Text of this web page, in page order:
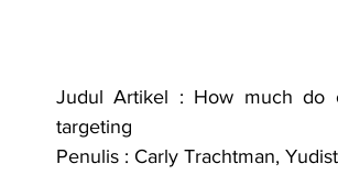
Judul Artikel : How much do
targeting
Penulis : Carly Trachtman,